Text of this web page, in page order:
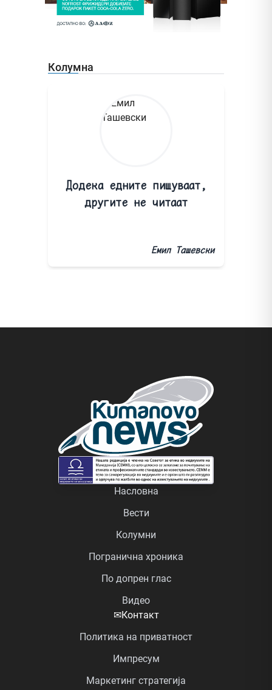
Колумна
Додека едните пишуваат,
другите не читаат
Емил Ташевски
Насловна
Вести
Колумни
Погранична хроника
По допрен глас
Видео
✉Контакт
Политика на приватност
Импресум
Маркетинг стратегија